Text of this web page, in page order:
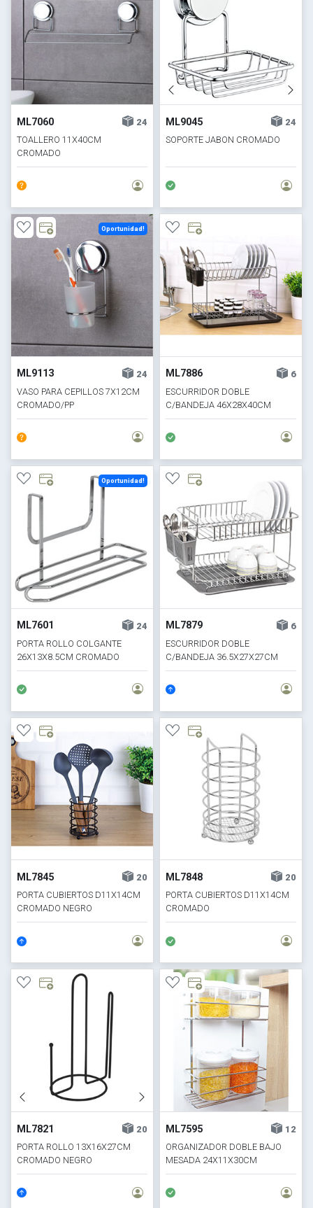
ML7060
24
TOALLERO 11X40CM
CROMADO
ML9045
24
SOPORTE JABON CROMADO
ML9113
24
VASO PARA CEPILLOS 7X12CM
CROMADO/PP
Oportunidad!
ML7886
6
ESCURRIDOR DOBLE
C/BANDEJA 46X28X40CM
CROMADO
ML7601
24
PORTA ROLLO COLGANTE
26X13X8.5CM CROMADO
Oportunidad!
ML7879
6
ESCURRIDOR DOBLE
C/BANDEJA 36.5X27X27CM
CROMADO
ML7845
20
PORTA CUBIERTOS D11X14CM
CROMADO NEGRO
ML7848
20
PORTA CUBIERTOS D11X14CM
CROMADO
ML7821
20
PORTA ROLLO 13X16X27CM
CROMADO NEGRO
ML7595
12
ORGANIZADOR DOBLE BAJO
MESADA 24X11X30CM
CROMADO